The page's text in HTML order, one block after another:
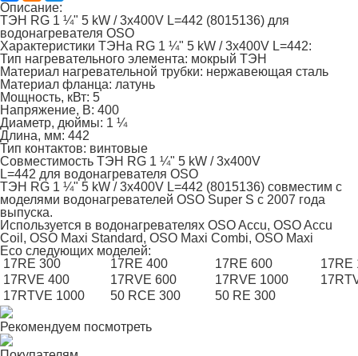
Описание:
ТЭН RG 1 ¼" 5 kW / 3x400V L=442 (8015136) для
водонагревателя OSO
Характеристики ТЭНа RG 1 ¼" 5 kW / 3x400V L=442:
Тип нагревательного элемента: мокрый ТЭН
Материал нагревательной трубки: нержавеющая сталь
Материал фланца: латунь
Мощность, кВт: 5
Напряжение, В: 400
Диаметр, дюймы: 1 ¼
Длина, мм: 442
Тип контактов: винтовые
Совместимость ТЭН RG 1 ¼" 5 kW / 3x400V
L=442 для водонагревателя OSO
ТЭН RG 1 ¼" 5 kW / 3x400V L=442 (8015136) совместим с
моделями водонагревателей OSO Super S с 2007 года
выпуска.
Используется в водонагревателях OSO Accu, OSO Accu
Coil , OSO Maxi Standard, OSO Maxi Combi, OSO Maxi
Eco следующих моделей:
17RE 300
17RE 400 17RE 600
17RE
17RVE 400
17RVE 600 17RVE 1000
17RTVE 1000
50 RCE 300 50 RE 300
Рекомендуем посмотреть